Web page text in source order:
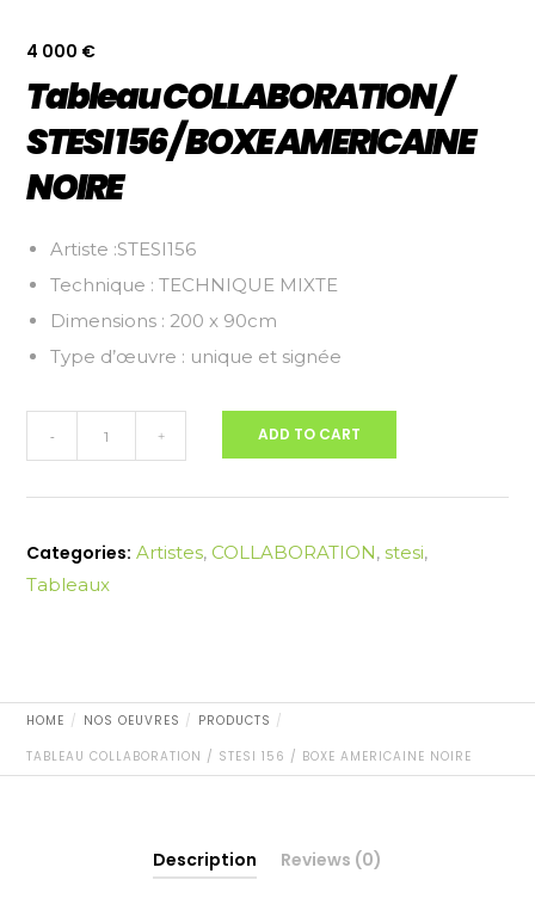
4 000 €
Tableau COLLABORATION /
STESI 156 / BOXE AMERICAINE
NOIRE
Artiste :STESI156
Technique : TECHNIQUE MIXTE
Dimensions : 200 x 90cm
Type d’œuvre : unique et signée
COLLABORATION
STESI
/
BOXE
- + ADD TO CART
Categories: Artistes, COLLABORATION,stesi,
Tableaux
HOME NOS OEUVRES
PRODUCTS
TABLEAU COLLABORATION / STESI 156 / BOXE AMERICAINE NOIRE
Description Reviews (0)